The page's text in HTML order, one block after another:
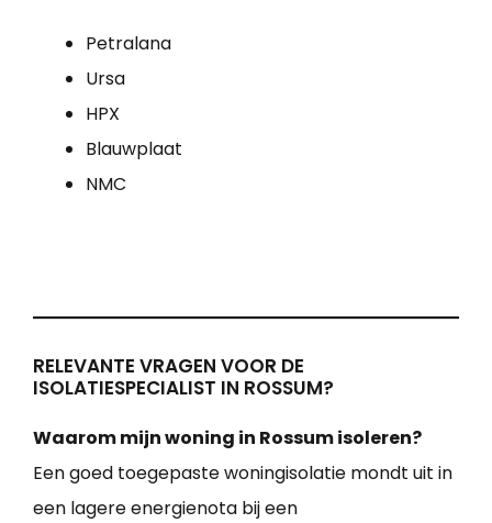
Petralana
Ursa
HPX
Blauwplaat
NMC
RELEVANTE VRAGEN VOOR DE
ISOLATIESPECIALIST IN ROSSUM?
Waarom mijn woning in Rossum isoleren?
Een goed toegepaste woningisolatie mondt uit in
een lagere energienota bij een